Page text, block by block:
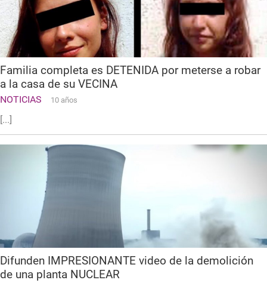
Familia completa es DETENIDA por meterse a robar
a la casa de su VECINA
NOTICIAS 10 años
[...]
Difunden IMPRESIONANTE video de la demolición
de una planta NUCLEAR